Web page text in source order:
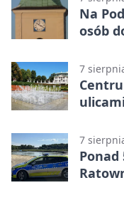
Na
osób
7
7